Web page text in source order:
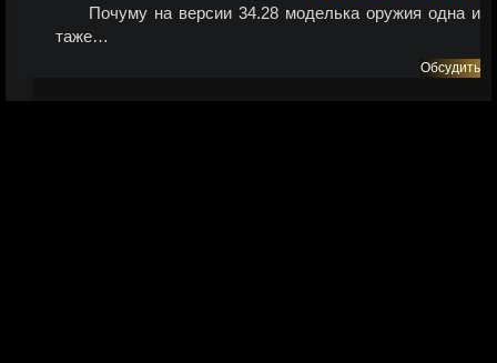
Почуму на версии 34.28 моделька оружия одна и
таже…
Обсудить